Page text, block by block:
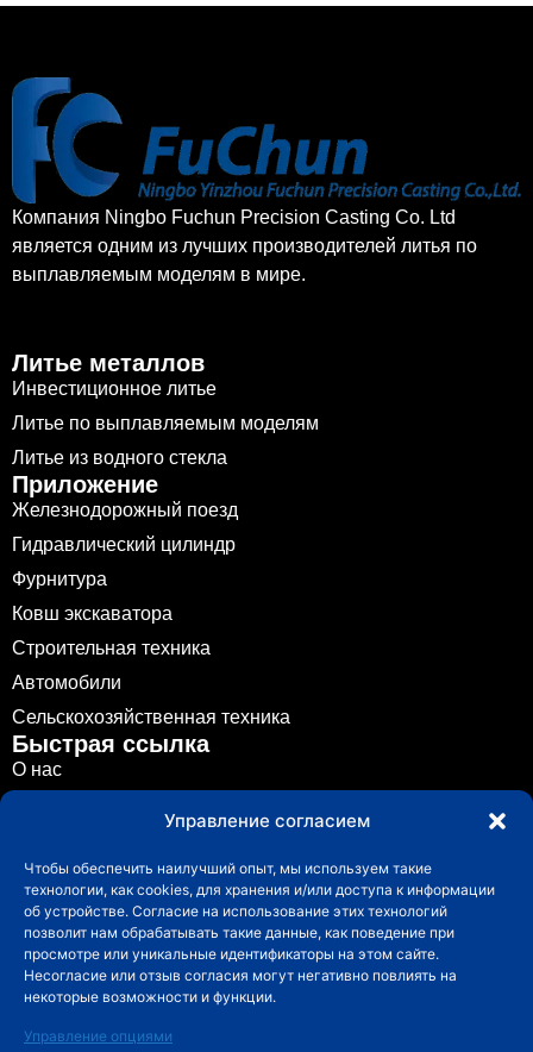
Управление согласием
Чтобы обеспечить наилучший опыт, мы используем такие
технологии, как cookies, для хранения и/или доступа к информации
об устройстве. Согласие на использование этих технологий
позволит нам обрабатывать такие данные, как поведение при
просмотре или уникальные идентификаторы на этом сайте.
Несогласие или отзыв согласия могут негативно повлиять на
некоторые возможности и функции.
Управление опциями
Компания Ningbo Fuchun Precision Casting Co. Ltd
является одним из лучших производителей литья по
выплавляемым моделям в мире.
Литье металлов
Инвестиционное литье
Литье по выплавляемым моделям
Литье из водного стекла
Приложение
Железнодорожный поезд
Гидравлический цилиндр
Фурнитура
Ковш экскаватора
Строительная техника
Автомобили
Сельскохозяйственная техника
Быстрая ссылка
О нас
Новости
Путеводитель
Связаться с
Связаться с
info@fuchuncasting.com
0086-574-89017169